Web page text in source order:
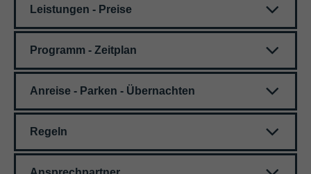
Leistungen - Preise
Programm - Zeitplan
Anreise - Parken - Übernachten
Regeln